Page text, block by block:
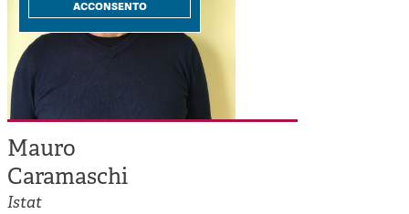
Submission
Colophon
Autori
Argomenti
Tutti gli articoli
Autori
Argomenti
Dossier
Tutti i dossier
Workshop Impresa Sociale 2021
Impresa sociale, reciprocità e sostenibilità
Innovazione sociale
Cooperative di comunità
Chi siamo
Contatti
Sostienici
Mauro
Caramaschi
Istat
acconsento